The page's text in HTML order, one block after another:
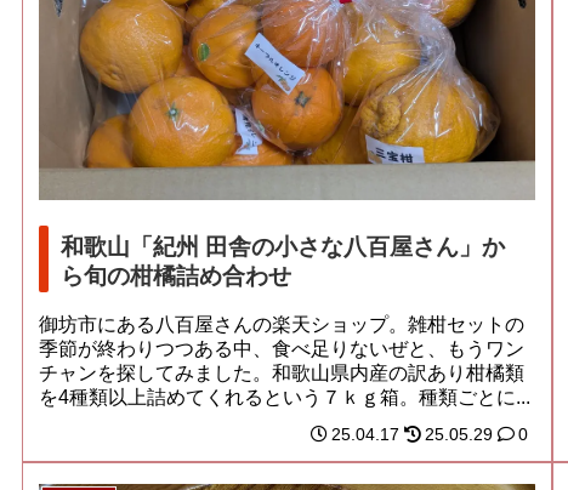
和歌山「紀州 田舎の小さな八百屋さん」か
ら旬の柑橘詰め合わせ
御坊市にある八百屋さんの楽天ショップ。雑柑セットの
季節が終わりつつある中、食べ足りないぜと、もうワン
チャンを探してみました。和歌山県内産の訳あり柑橘類
を4種類以上詰めてくれるという７ｋｇ箱。種類ごとに...
25.04.17 25.05.29 0